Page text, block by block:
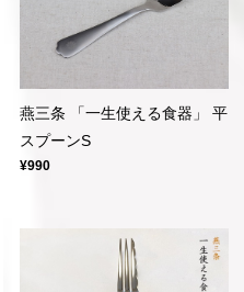
燕三条 「一生使える食器」 平
スプーンS
¥990